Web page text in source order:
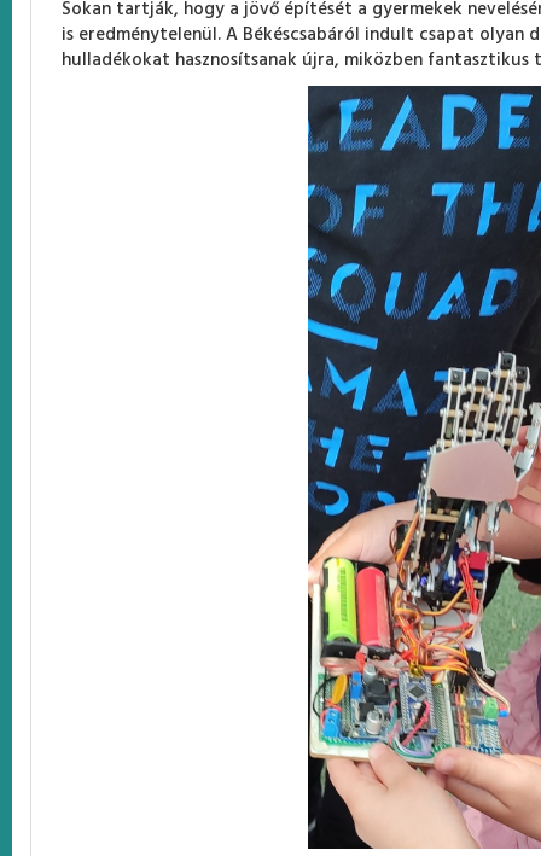
Sokan tartják, hogy a jövő építését a gyermekek
is eredménytelenül. A Békéscsabáról indult csapat
hulladékokat hasznosítsanak újra, miközben